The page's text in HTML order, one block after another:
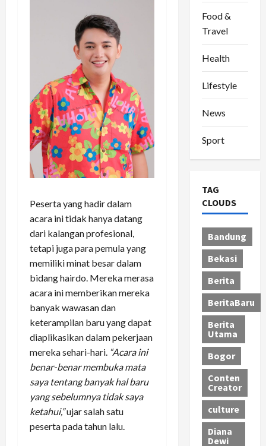
Peserta yang hadir dalam
acara ini tidak hanya datang
dari kalangan profesional,
tetapi juga para pemula yang
memiliki minat besar dalam
bidang hairdo. Mereka merasa
acara ini memberikan mereka
banyak wawasan dan
keterampilan baru yang dapat
diaplikasikan dalam pekerjaan
mereka sehari-hari. “Acara ini
benar-benar membuka mata
saya tentang banyak hal baru
yang sebelumnya tidak saya
ketahui,”ujar salah satu
peserta pada tahun lalu.
Food &
Travel
Health
Lifestyle
News
Sport
TAG
CLOUDS
Bandung
Bekasi
Berita
BeritaBaru
Berita
Utama
Bogor
Conten
Creator
culture
Diana
Dewi